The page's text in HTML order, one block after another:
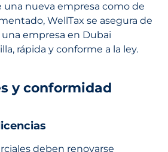
una nueva empresa como de
WellTax se asegura de
empresa en Dubai
rápida y conforme a la ley.
y conformidad
deben renovarse